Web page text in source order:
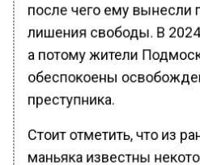
после чего ему вынесли
лишения свободы. В 2024
а потому жители
обеспокоены
преступника.
Стоит отметить, что из
маньяка известны